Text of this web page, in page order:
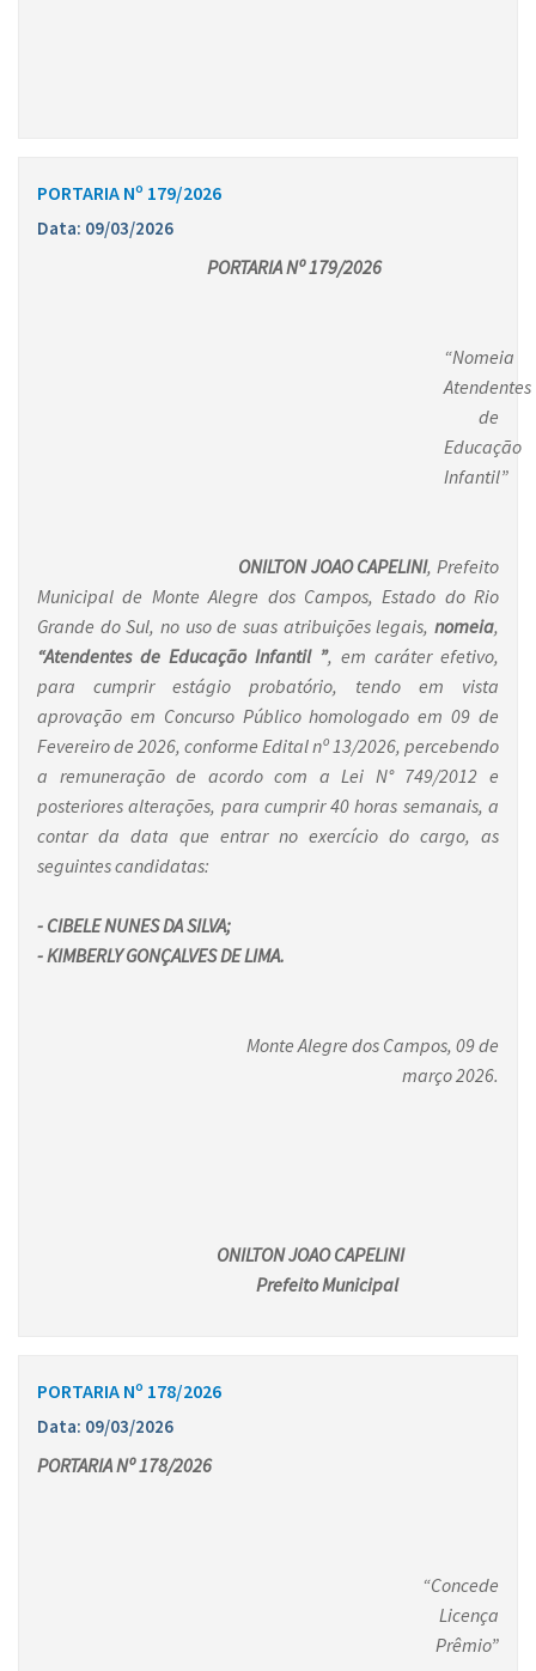
PORTARIA Nº 179/2026
Data: 09/03/2026
PORTARIA Nº 179/2026
“Nomeia
Atendentes
de
Educação
Infantil”
ONILTON JOAO CAPELINI, Prefeito
Municipal de Monte Alegre dos Campos, Estado do Rio
Grande do Sul, no uso de suas atribuições legais, nomeia,
“Atendentes de Educação Infantil ”, em caráter efetivo,
para cumprir estágio probatório, tendo em vista
aprovação em Concurso Público homologado em 09 de
Fevereiro de 2026, conforme Edital nº 13/2026, percebendo
a remuneração de acordo com a Lei N° 749/2012 e
posteriores alterações, para cumprir 40 horas semanais, a
contar da data que entrar no exercício do cargo, as
seguintes candidatas:
- CIBELE NUNES DA SILVA;
- KIMBERLY GONÇALVES DE LIMA.
Monte Alegre dos Campos, 09 de
março 2026.
ONILTON JOAO CAPELINI
Prefeito Municipal
PORTARIA Nº 178/2026
Data: 09/03/2026
PORTARIA Nº 178/2026
“Concede
Licença
Prêmio”